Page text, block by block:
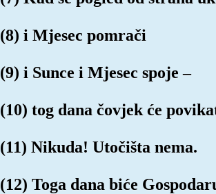
(8) i Mjesec pomrači
(9) i Sunce i Mjesec spoje –
(10) tog dana čovjek će
(11) Nikuda! Utočišta nema.
(12) Toga dana biće